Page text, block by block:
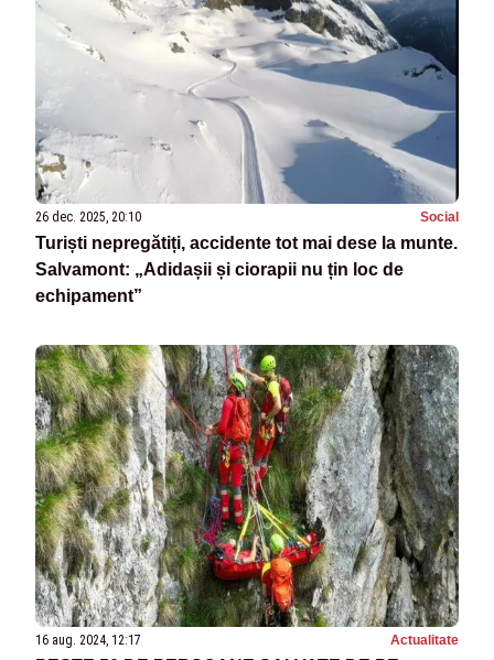
26 dec. 2025, 20:10 Social
Turiști nepregătiți, accidente tot mai dese la munte.
Salvamont: „Adidașii și ciorapii nu țin loc de
echipament”
16 aug. 2024, 12:17 Actualitate